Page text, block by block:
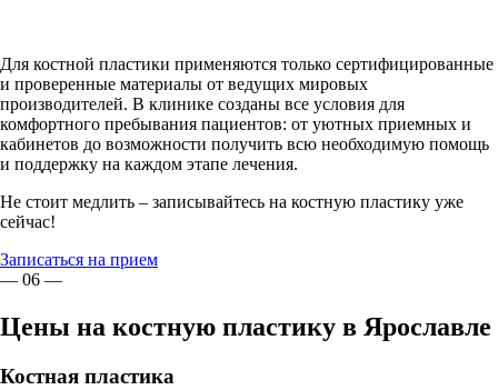
Для костной пластики применяются только сертифицированные
и проверенные материалы от ведущих мировых
производителей. В клинике созданы все условия для
комфортного пребывания пациентов: от уютных приемных и
кабинетов до возможности получить всю необходимую помощь
и поддержку на каждом этапе лечения.
Не стоит медлить – записывайтесь на костную пластику уже
сейчас!
Записаться на прием
— 06 —
Цены на костную пластику в Ярославле
Костная пластика